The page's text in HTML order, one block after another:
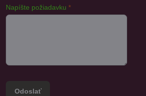
Napíšte požiadavku *
Odoslať